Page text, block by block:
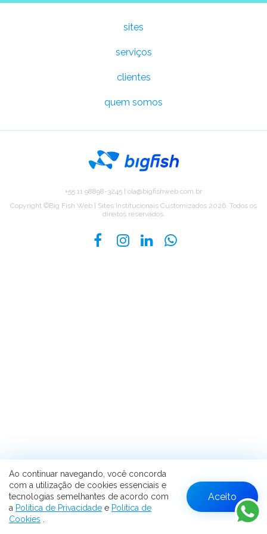
Entre em contato
sites
serviços
clientes
quem somos
+55 11 98898-3245 | ola@bigfishweb.com.br
Copyright ©Big Fish Web | Sites Institucionais Customizados 2026. Todos os
direitos reservados.
Ao continuar navegando, você concorda
com a utilização de cookies essenciais e
tecnologias semelhantes de acordo com
a Política de Privacidade e Política de
Cookies
Aceito